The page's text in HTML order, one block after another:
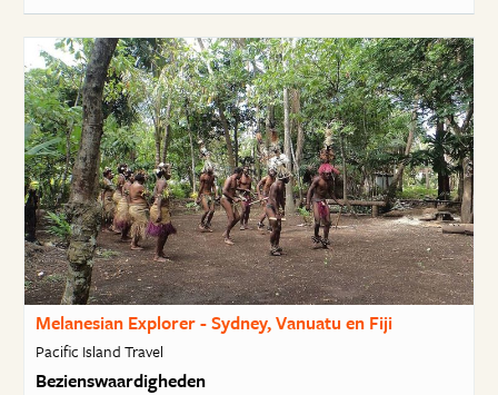
Melanesian Explorer - Sydney, Vanuatu en Fiji
Pacific Island Travel
Bezienswaardigheden